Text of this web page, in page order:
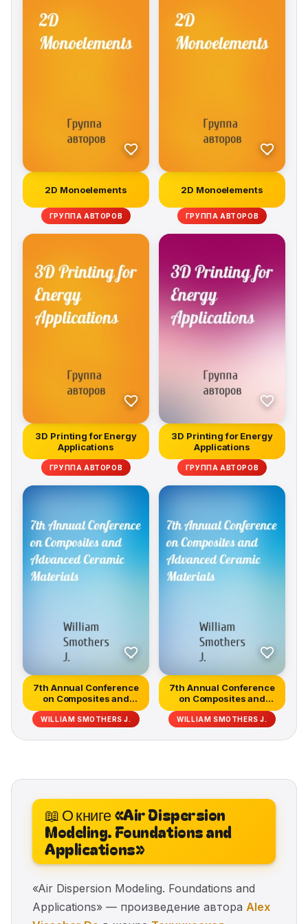
examples and step-by-step instructions also make it
ideal as a textbook for students in the fields of
2D Monoelements
ГРУППА АВТОРОВ
2D Monoelements
ГРУППА АВТОРОВ
3D Printing for Energy
Applications
ГРУППА АВТОРОВ
3D Printing for Energy
Applications
ГРУППА АВТОРОВ
7th Annual Conference
on Composites and
Advanced C...
WILLIAM SMOTHERS J.
7th Annual Conference
on Composites and
Advanced C...
WILLIAM SMOTHERS J.
📖 О книге «Air Dispersion
Modeling. Foundations and
Applications»
«Air Dispersion Modeling. Foundations and
Applications» — произведение автора Alex